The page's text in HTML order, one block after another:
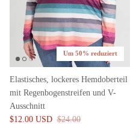
Um 50% reduziert
Elastisches, lockeres Hemdoberteil
mit Regenbogenstreifen und V-
Ausschnitt
$12.00 USD $24.00